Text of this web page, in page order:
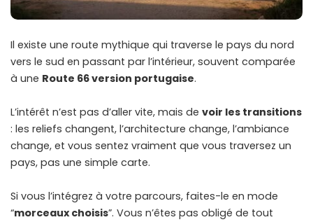
Il existe une route mythique qui traverse le pays du nord
vers le sud en passant par l’intérieur, souvent comparée
à une Route 66 version portugaise.
L’intérêt n’est pas d’aller vite, mais de voir les transitions
: les reliefs changent, l’architecture change, l’ambiance
change, et vous sentez vraiment que vous traversez un
pays, pas une simple carte.
Si vous l’intégrez à votre parcours, faites-le en mode
“morceaux choisis”. Vous n’êtes pas obligé de tout